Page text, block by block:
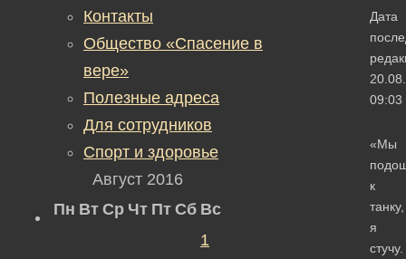
Дата
09:03
«Мы
к
танку,
я
стучу.
Контакты
Общество «Спасение в
вере»
Полезные адреса
Для сотрудников
Спорт и здоровье
Август 2016
Пн Вт Ср Чт Пт Сб Вс
1